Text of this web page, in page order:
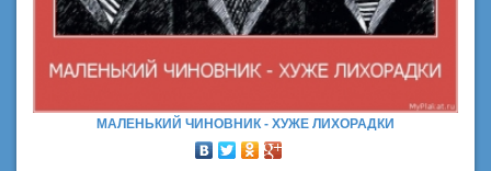
МАЛЕНЬКИЙ ЧИНОВНИК - ХУЖЕ ЛИХОРАДКИ